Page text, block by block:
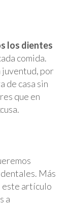
los dientes
comida.
juventud, por
de casa sin
que en
Más
este artículo
a